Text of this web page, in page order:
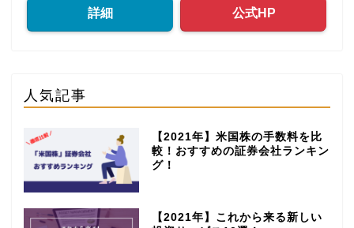
詳細 公式HP
人気記事
【2021年】米国株の手数料を比
較！おすすめの証券会社ランキン
グ！
【2021年】これから来る新しい